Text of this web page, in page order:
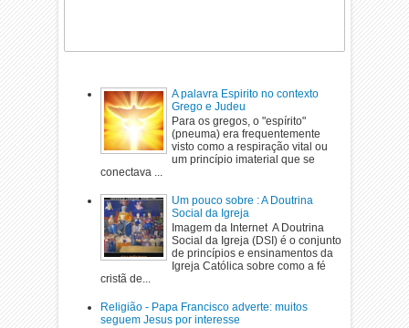
A palavra Espirito no contexto
Grego e Judeu
Para os gregos, o "espírito"
(pneuma) era frequentemente
visto como a respiração vital ou
um princípio imaterial que se
conectava ...
Um pouco sobre : A Doutrina
Social da Igreja
Imagem da Internet A Doutrina
Social da Igreja (DSI) é o conjunto
de princípios e ensinamentos da
Igreja Católica sobre como a fé
cristã de...
Religião - Papa Francisco adverte: muitos
seguem Jesus por interesse